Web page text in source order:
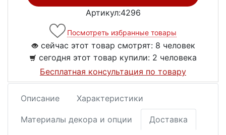
Артикул:4296
Посмотреть избранные товары
сейчас этот товар смотрят: 8 человек
сегодня этот товар купили: 2 человека
Бесплатная консультация по товару
Описание Характеристики
Материалы декора и опции Доставка